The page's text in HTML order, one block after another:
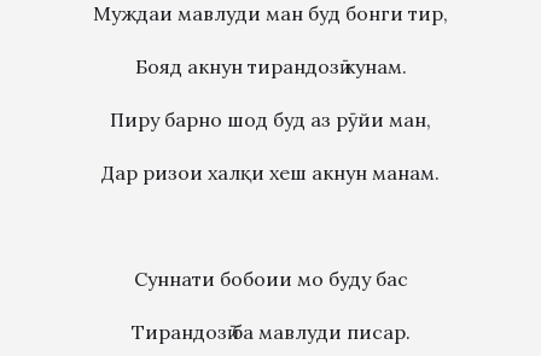
Муждаи мавлуди ман буд бонги тир,
Бояд акнун тирандозӣ кунам.
Пиру барно шод буд аз рӯйи ман,
Дар ризои халқи хеш акнун манам.
Суннати бобоии мо буду бас
Тирандозӣ ба мавлуди писар.